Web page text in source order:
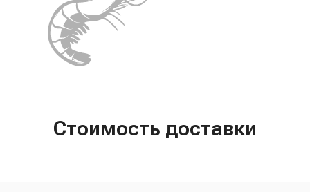
Стоимость доставки